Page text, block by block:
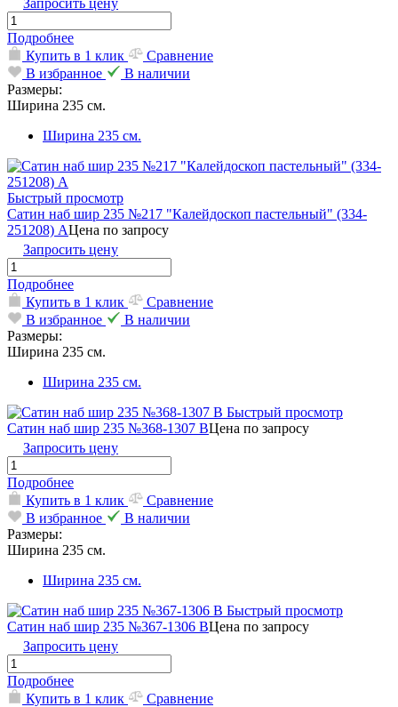
Подробнее
Купить в 1 клик
Сравнение
В избранное
В наличии
Размеры:
Ширина 235 см.
Ширина 235 см.
Быстрый просмотр
Сатин наб шир 235 №217 "Калейдоскоп пастельный" (334-
251208) АЦена по запросу
Запросить цену
Подробнее
Купить в 1 клик
Сравнение
В избранное
В наличии
Размеры:
Ширина 235 см.
Ширина 235 см.
Быстрый просмотр
Сатин наб шир 235 №368-1307 ВЦена по запросу
Запросить цену
Подробнее
Купить в 1 клик
Сравнение
В избранное
В наличии
Размеры:
Ширина 235 см.
Ширина 235 см.
Быстрый просмотр
Сатин наб шир 235 №367-1306 ВЦена по запросу
Запросить цену
Подробнее
Купить в 1 клик
Сравнение